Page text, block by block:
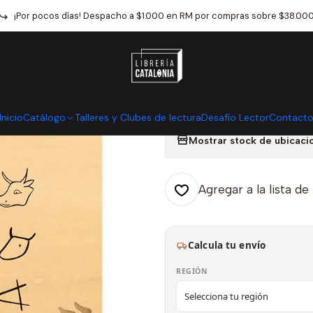
InicioCatálogo Talleres y Clubes de lecturaDesafío LectorContacto
¡Por pocos días! Despacho a $1.000 en RM por compras sobre $38.000
Inicio Infantil Escritura : La Pequena Historia De Un Invento
|
Escritura : La
Mostrar stock de
Agregar a la lista
Calcula tu envío
REGIÓN